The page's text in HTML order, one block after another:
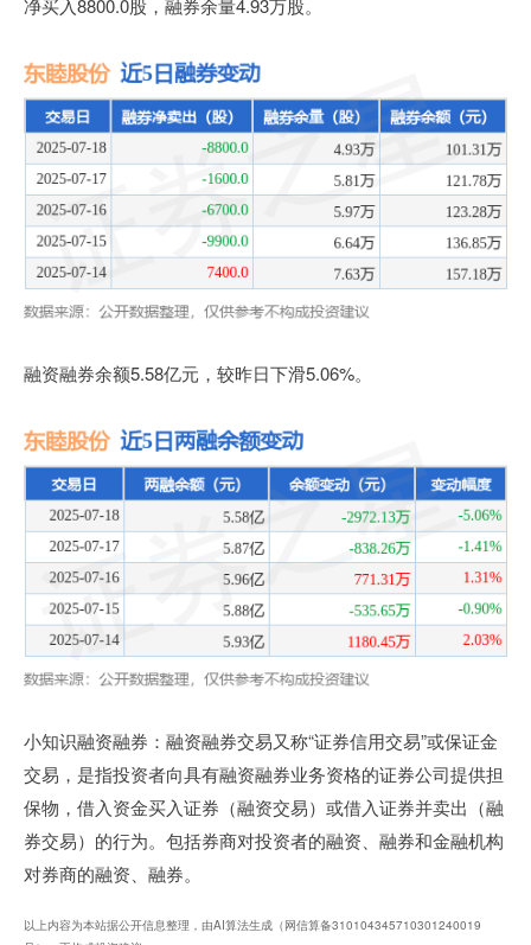
净买入8800.0股，融券余量4.93万股。
融资融券余额5.58亿元，较昨日下滑5.06%。
小知识融资融券：融资融券交易又称“证券信用交易”或保证金
交易，是指投资者向具有融资融券业务资格的证券公司提供担
保物，借入资金买入证券（融资交易）或借入证券并卖出（融
券交易）的行为。包括券商对投资者的融资、融券和金融机构
对券商的融资、融券。
以上内容为本站据公开信息整理，由AI算法生成（网信算备310104345710301240019